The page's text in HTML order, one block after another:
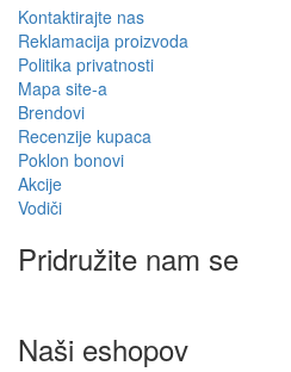
Kontaktirajte nas
Reklamacija proizvoda
Politika privatnosti
Mapa site-a
Brendovi
Recenzije kupaca
Poklon bonovi
Akcije
Vodiči
Pridružite nam se
Naši eshopov